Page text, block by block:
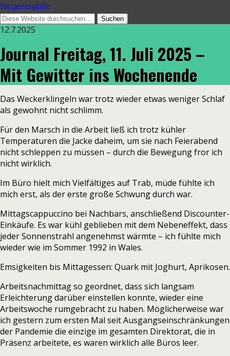
Vorspeisenplatte
12.7.2025
Journal Freitag, 11. Juli 2025 –
Mit Gewitter ins Wochenende
Das Weckerklingeln war trotz wieder etwas weniger Schlaf
als gewohnt nicht schlimm.
Für den Marsch in die Arbeit ließ ich trotz kühler
Temperaturen die Jacke daheim, um sie nach Feierabend
nicht schleppen zu müssen – durch die Bewegung fror ich
nicht wirklich.
Im Büro hielt mich Vielfältiges auf Trab, müde fühlte ich
mich erst, als der erste große Schwung durch war.
Mittagscappuccino bei Nachbars, anschließend Discounter-
Einkäufe. Es war kühl geblieben mit dem Nebeneffekt, dass
jeder Sonnenstrahl angenehmst wärmte – ich fühlte mich
wieder wie im Sommer 1992 in Wales.
Emsigkeiten bis Mittagessen: Quark mit Joghurt, Aprikosen.
Arbeitsnachmittag so geordnet, dass sich langsam
Erleichterung darüber einstellen konnte, wieder eine
Arbeitswoche rumgebracht zu haben. Möglicherweise war
ich gestern zum ersten Mal seit Ausgangseinschränkungen
der Pandemie die einzige im gesamten Direktorat, die in
Präsenz arbeitete, es waren wirklich alle Büros leer.